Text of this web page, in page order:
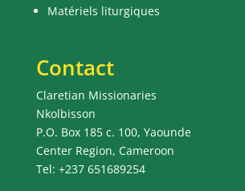
Matériels liturgiques
Contact
Claretian Missionaries
Nkolbisson
P.O. Box 185 c. 100, Yaounde
Center Region, Cameroon
Tel: +237 651689254